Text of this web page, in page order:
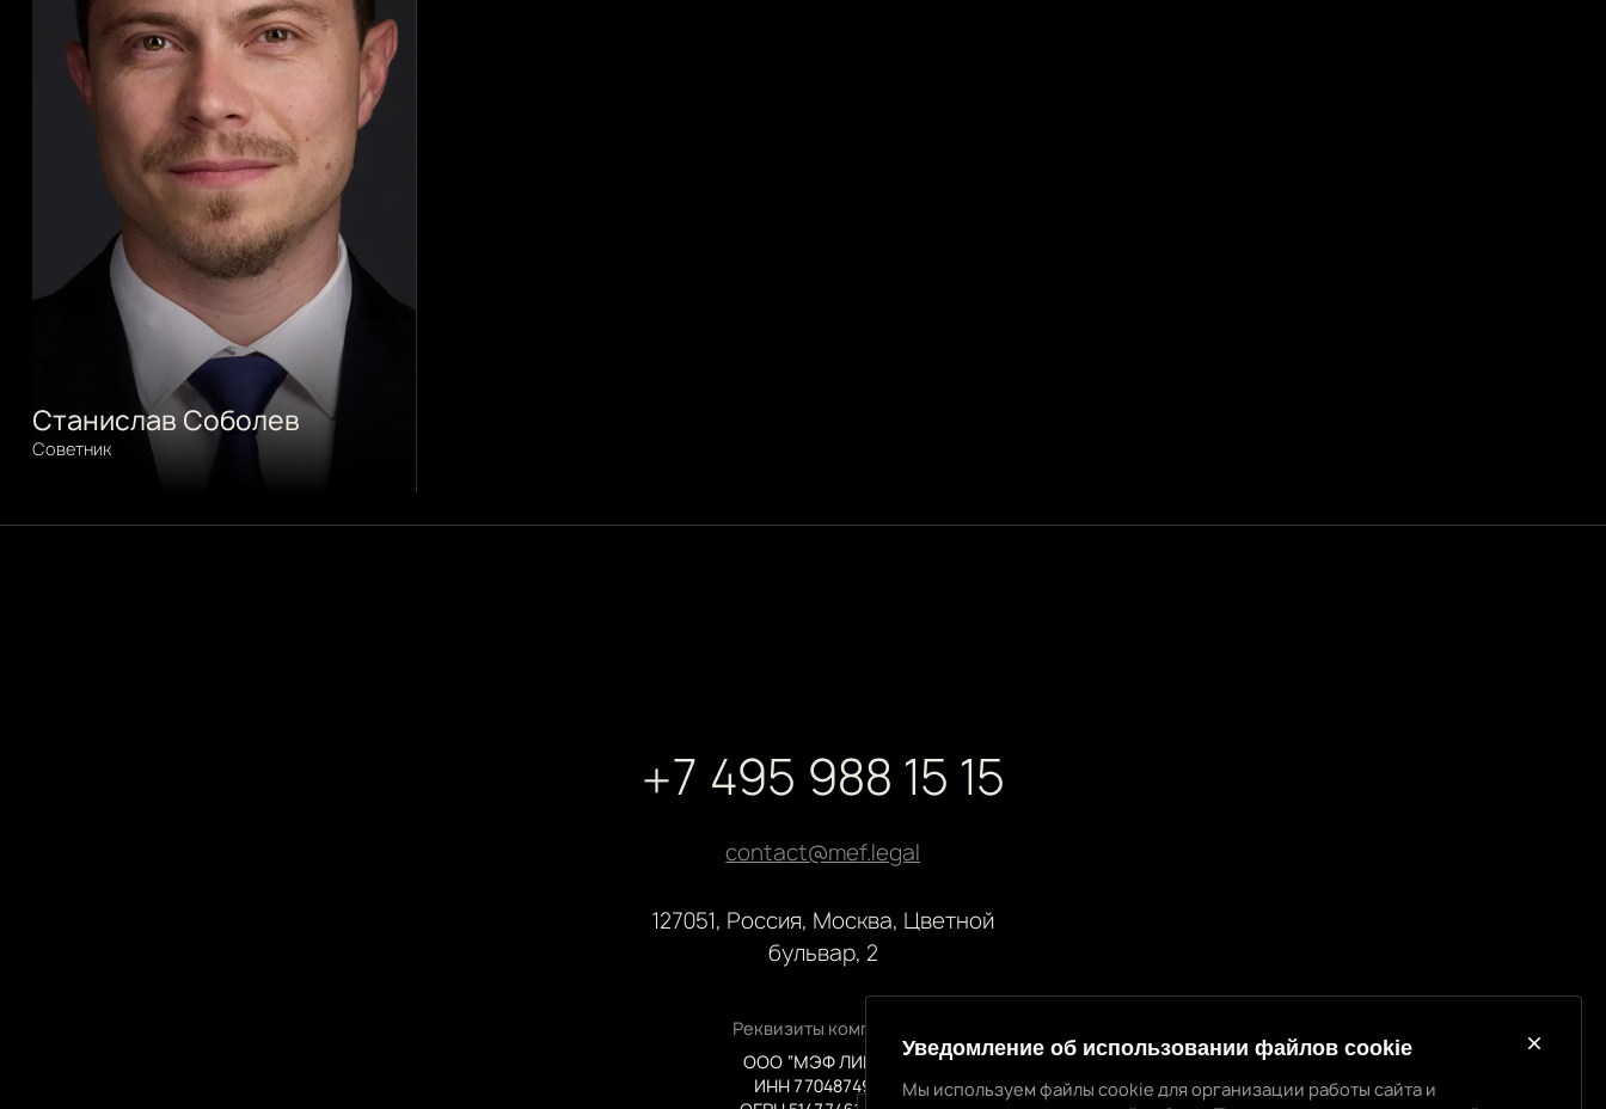
Станислав Соболев
Советник
+7 495 988 15 15
contact@mef.legal
127051, Россия, Москва, Цветной
бульвар, 2
Реквизиты компании
ООО “МЭФ ЛИГАЛ”
ИНН 7704874992
Уведомление об использовании файлов cookie
Мы используем файлы cookie для организации работы сайта и